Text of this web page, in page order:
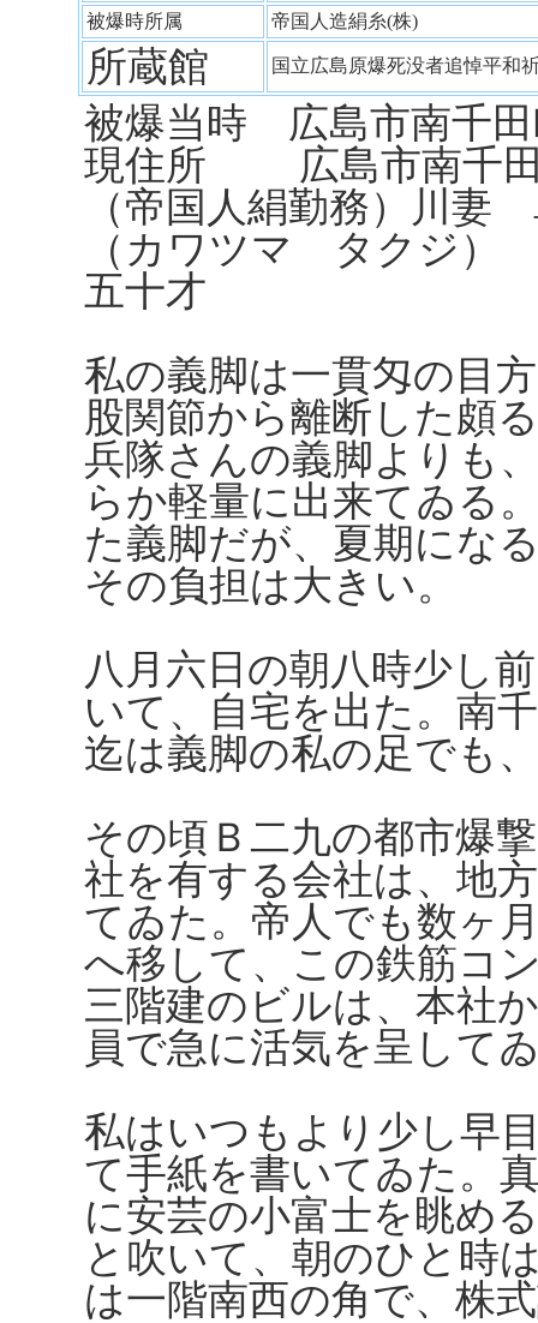
被爆時所属 帝国人造絹糸(株)
所蔵館 国立広島原爆死没者追悼平
被爆当時 広島市南千
現住所 広島市南千
（帝国人絹勤務）川妻
（カワツマ タクジ）
五十才
私の義脚は一貫匁の目
股関節から離断した頗
兵隊さんの義脚よりも
らか軽量に出来てゐる
た義脚だが、夏期にな
その負担は大きい。
八月六日の朝八時少し
いて、自宅を出た。南
迄は義脚の私の足でも
その頃Ｂ二九の都市爆
社を有する会社は、地
てゐた。帝人でも数ヶ
へ移して、この鉄筋コ
三階建のビルは、本社
員で急に活気を呈して
私はいつもより少し早
て手紙を書いてゐた。
に安芸の小富士を眺め
と吹いて、朝のひと時
は一階南西の角で、株